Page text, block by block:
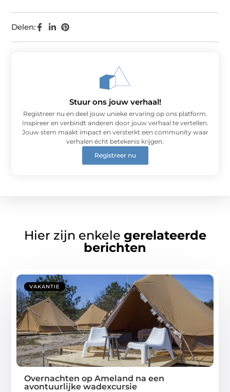
Delen:
Stuur ons jouw verhaal!
Registreer nu en deel jouw unieke ervaring op ons platform.
Inspireer en verbindt anderen door jouw verhaal te vertellen.
Jouw stem maakt impact en versterkt een community waar
verhalen écht betekenis krijgen.
Registreer nu
Hier zijn enkele gerelateerde
berichten
VAKANTIE
Overnachten op Ameland na een
avontuurlijke wadexcursie